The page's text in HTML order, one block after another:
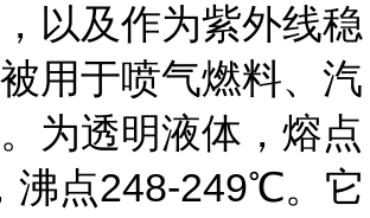
以及作为紫外线稳
用于喷气燃料、汽
为透明液体，熔点
沸点248-249℃。它